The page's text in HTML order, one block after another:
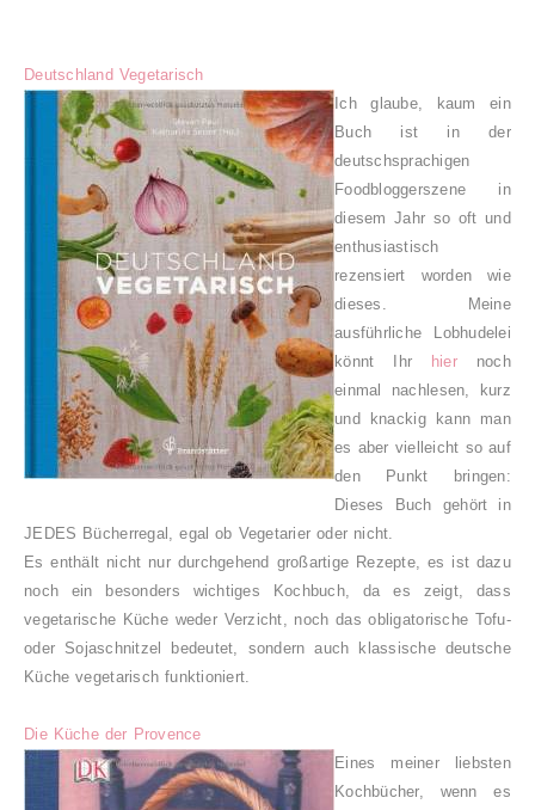
Deutschland Vegetarisch
Ich glaube, kaum ein
Buch ist in der
deutschsprachigen
Foodbloggerszene in
diesem Jahr so oft und
enthusiastisch
rezensiert worden wie
dieses. Meine
ausführliche Lobhudelei
könnt Ihr
hier noch
einmal nachlesen, kurz
und knackig kann man
es aber vielleicht so auf
den Punkt bringen:
Dieses Buch gehört in
JEDES Bücherregal, egal ob Vegetarier oder nicht.
Es enthält nicht nur durchgehend großartige Rezepte, es ist dazu
noch ein besonders wichtiges Kochbuch, da es zeigt, dass
vegetarische Küche weder Verzicht, noch das obligatorische Tofu-
oder Sojaschnitzel bedeutet, sondern auch klassische deutsche
Küche vegetarisch funktioniert.
Die Küche der Provence
Eines meiner liebsten
Kochbücher, wenn es